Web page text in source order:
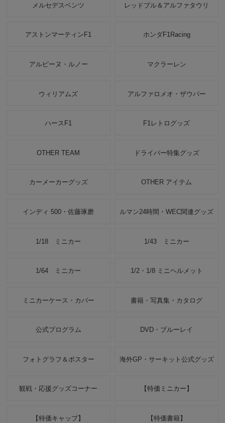
メルセデスベンツ レッドブル＆アルファタウリ
アストンマーティンF1 ホンダF1Racing
アルピーヌ・ルノー マクラーレン
ウィリアムズ アルファロメオ・ザウバー
ハースF1 F1レトログッズ
OTHER TEAM ドライバー特集グッズ
カーメーカーグッズ OTHER アイテム
インディ 500・佐藤琢磨 ルマン24時間・WEC関連グッズ
1/18 ミニカー 1/43 ミニカー
1/64 ミニカー 1/2・1/8 ミニヘルメット
ミニカーケース・カバー 書籍・写真集・カタログ
公式プログラム DVD・ブルーレイ
フォトグラフ＆ポスター 海外GP・サーキット公式グッズ
観戦・応援グッズコーナー 【特価ミニカー】
【特価キャップ】 【特価書籍】